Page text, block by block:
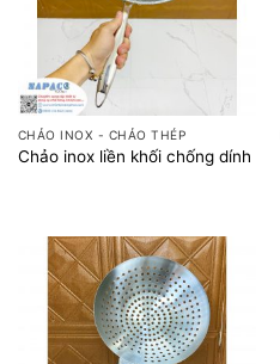
CHẢO INOX - CHẢO THÉP
Chảo inox liền khối chống dính